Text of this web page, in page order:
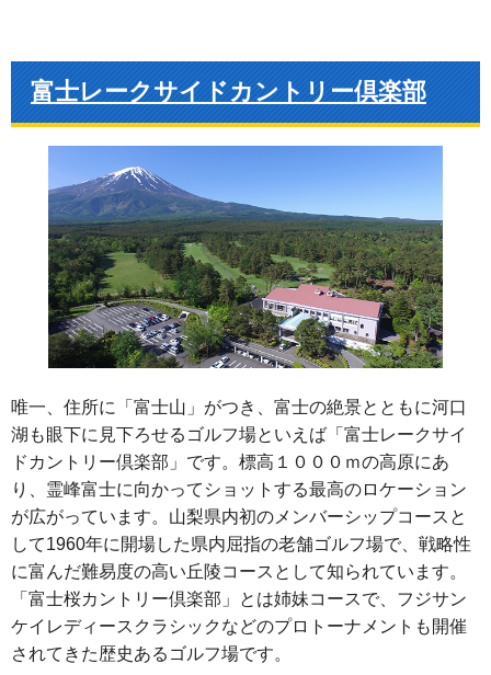
富士レークサイドカントリー倶楽部
唯一、住所に「富士山」がつき、富士の絶景とともに河口
湖も眼下に見下ろせるゴルフ場といえば「富士レークサイ
ドカントリー倶楽部」です。標高１０００ｍの高原にあ
り、霊峰富士に向かってショットする最高のロケーション
が広がっています。山梨県内初のメンバーシップコースと
して1960年に開場した県内屈指の老舗ゴルフ場で、戦略性
に富んだ難易度の高い丘陵コースとして知られています。
「富士桜カントリー倶楽部」とは姉妹コースで、フジサン
ケイレディースクラシックなどのプロトーナメントも開催
されてきた歴史あるゴルフ場です。